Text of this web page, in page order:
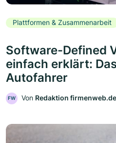
Plattformen & Zusammenarbeit
Software-Defined
einfach erklärt:
Autofahrer
FW Von Redaktion firmenweb.de